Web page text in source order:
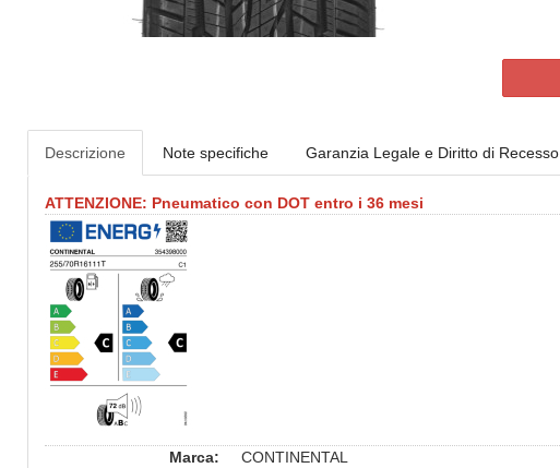
Descrizione Note specifiche Garanzia Legale e Diritto di Recesso
ATTENZIONE: Pneumatico con DOT entro i 36 mesi
Marca:
CONTINENTAL